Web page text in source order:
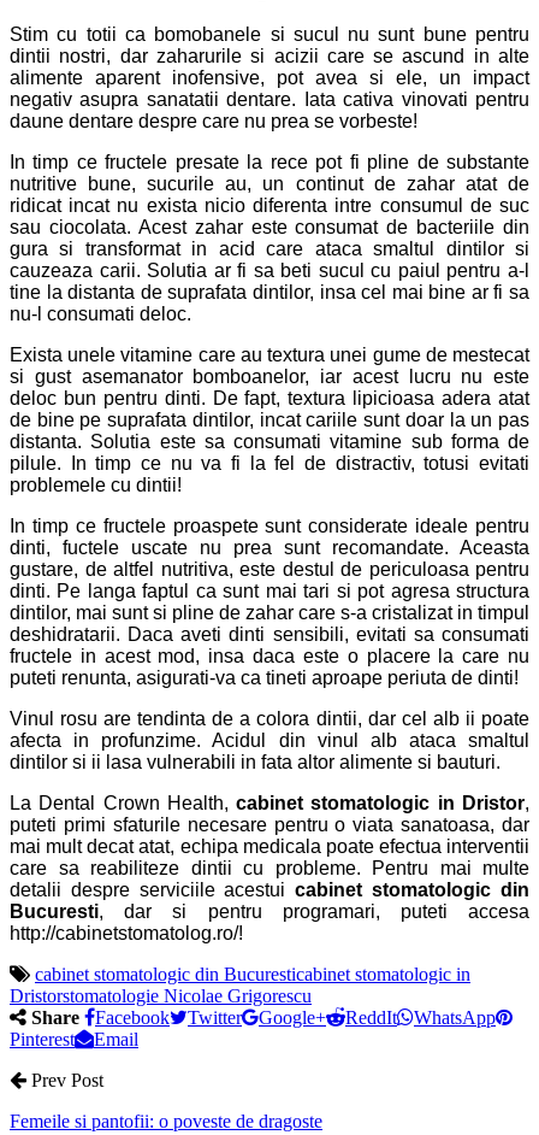
Stim cu totii ca bomobanele si sucul nu sunt bune pentru
dintii nostri, dar zaharurile si acizii care se ascund in alte
alimente aparent inofensive, pot avea si ele, un impact
negativ asupra sanatatii dentare. Iata cativa vinovati pentru
daune dentare despre care nu prea se vorbeste!
In timp ce fructele presate la rece pot fi pline de substante
nutritive bune, sucurile au, un continut de zahar atat de
ridicat incat nu exista nicio diferenta intre consumul de suc
sau ciocolata. Acest zahar este consumat de bacteriile din
gura si transformat in acid care ataca smaltul dintilor si
cauzeaza carii. Solutia ar fi sa beti sucul cu paiul pentru a-l
tine la distanta de suprafata dintilor, insa cel mai bine ar fi sa
nu-l consumati deloc.
Exista unele vitamine care au textura unei gume de mestecat
si gust asemanator bomboanelor, iar acest lucru nu este
deloc bun pentru dinti. De fapt, textura lipicioasa adera atat
de bine pe suprafata dintilor, incat cariile sunt doar la un pas
distanta. Solutia este sa consumati vitamine sub forma de
pilule. In timp ce nu va fi la fel de distractiv, totusi evitati
problemele cu dintii!
In timp ce fructele proaspete sunt considerate ideale pentru
dinti, fuctele uscate nu prea sunt recomandate. Aceasta
gustare, de altfel nutritiva, este destul de periculoasa pentru
dinti. Pe langa faptul ca sunt mai tari si pot agresa structura
dintilor, mai sunt si pline de zahar care s-a cristalizat in timpul
deshidratarii. Daca aveti dinti sensibili, evitati sa consumati
fructele in acest mod, insa daca este o placere la care nu
puteti renunta, asigurati-va ca tineti aproape periuta de dinti!
Vinul rosu are tendinta de a colora dintii, dar cel alb ii poate
afecta in profunzime. Acidul din vinul alb ataca smaltul
dintilor si ii lasa vulnerabili in fata altor alimente si bauturi.
La Dental Crown Health,cabinet stomatologic in Dristor,
puteti primi sfaturile necesare pentru o viata sanatoasa, dar
mai mult decat atat, echipa medicala poate efectua interventii
care sa reabiliteze dintii cu probleme. Pentru mai multe
detalii despre serviciile acestuicabinet stomatologic din
Bucuresti, dar si pentru programari, puteti accesa
http://cabinetstomatolog.ro/!
cabinet stomatologic din Bucuresticabinet stomatologic in
Dristorstomatologie Nicolae Grigorescu
Share
Facebook Twitter Google+ ReddIt
WhatsApp
Pinterest
Email
Prev Post
Femeile si pantofii: o poveste de dragoste